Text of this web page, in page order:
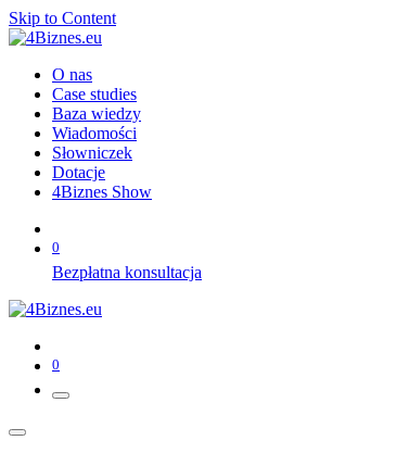
Skip to Content
O nas
Case studies
Baza wiedzy
Wiadomości
Słowniczek
Dotacje
4Biznes Show
0
Bezpłatna konsultacja
0